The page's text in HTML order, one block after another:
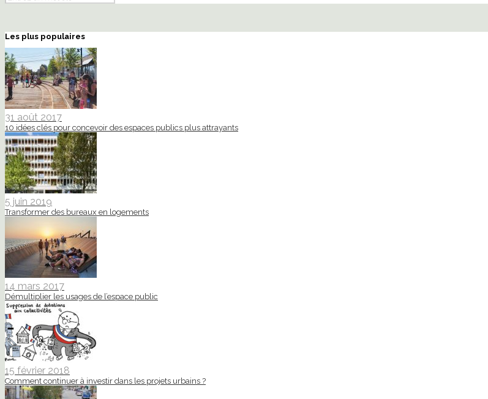
Les plus populaires
31 août 2017
10 idées clés pour concevoir des espaces publics plus attrayants
5 juin 2019
Transformer des bureaux en logements
14 mars 2017
Démultiplier les usages de l’espace public
15 février 2018
Comment continuer à investir dans les projets urbains ?